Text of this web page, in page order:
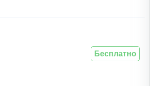
Бесплатно